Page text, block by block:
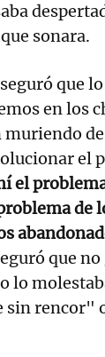
sonara.
que
en los
muriendo
el
el
de
que
lo
sin rencor"